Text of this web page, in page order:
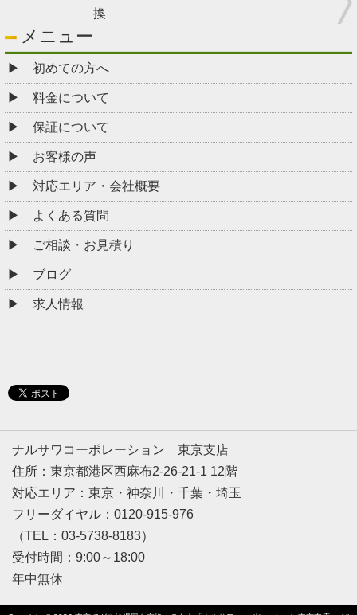
換
メニュー
初めての方へ
料金について
保証について
お客様の声
対応エリア・会社概要
よくある質問
ご相談・お見積り
ブログ
求人情報
ナルサワコーポレーション 東京支店
住所：東京都港区西麻布2-26-21-1 12階
対応エリア：東京・神奈川・千葉・埼玉
フリーダイヤル：0120-915-976
（TEL：03-5738-8183）
受付時間：9:00～18:00
年中無休